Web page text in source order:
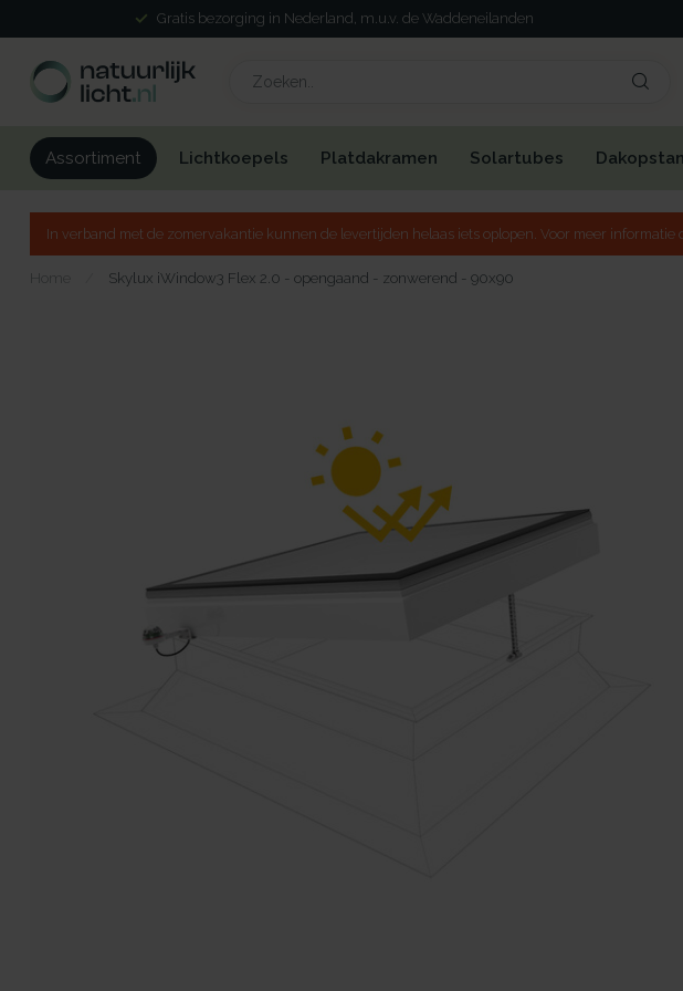
Gratis bezorging in Nederland, m.u.v. de Waddeneilanden
Assortiment Lichtkoepels Platdakramen Solartubes
In verband met de zomervakantie kunnen de levertijden helaas iets oplopen. Voor meer
Home Skylux iWindow3 Flex 2.0 - opengaand - zonwerend - 90x90